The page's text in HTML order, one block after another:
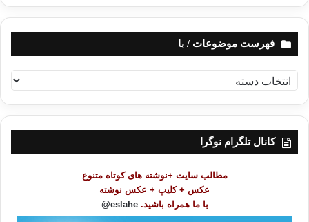
کیفیت هستید، همین حالا سری به آن بزنید و گنجینه‌اش را کشف
کنید.
برای کشف این گنجینه، همین حالا از سایت رسمی کتابفروشی امام
https://igbookshop.com
کپی آدرس
فهرست موضوعات / با
ه
ر
کانال تلگرام نوگرا
مطالب سایت +نوشته های کوتاه متنوع
عکس + کلیپ + عکس نوشته
با ما همراه باشید. eslahe@